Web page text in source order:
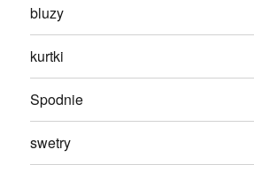
bluzy
kurtki
Spodnie
swetry